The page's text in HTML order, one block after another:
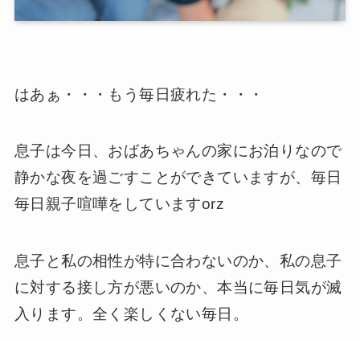
はあぁ・・・もう毎日疲れた・・・
息子は今日、おばあちゃんの家にお泊りなので
静かな夜を過ごすことができていますが、毎日
毎日親子喧嘩をしていますorz
息子と私の相性が特に合わないのか、私の息子
に対する接し方が悪いのか、本当に毎日気が滅
入ります。全く楽しくない毎日。